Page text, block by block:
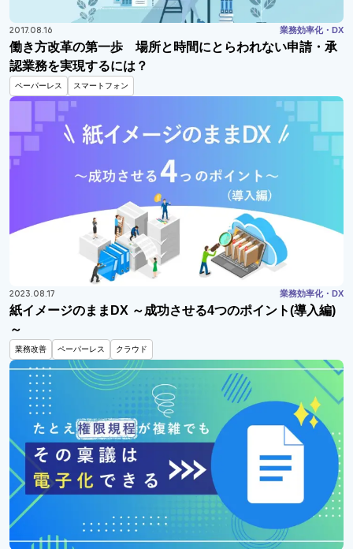
2017.08.16 業務効率化・DX
働き方改革の第一歩 場所と時間にとらわれない申請・承
認業務を実現するには？
ペーパーレス スマートフォン
2023.08.17 業務効率化・DX
紙イメージのままDX ～成功させる4つのポイント(導入編)
～
業務改善 ペーパーレス クラウド